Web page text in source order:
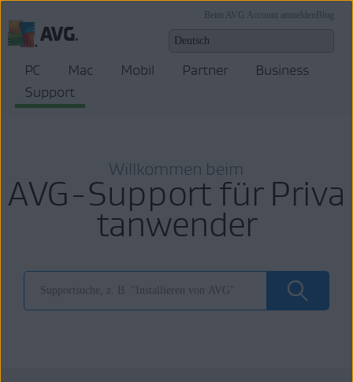
Blog
Beim AVG Account anmelden
PC Mac Mobil Partner
Business
Support
Willkommen beim
AVG-Support für Priva
tanwender